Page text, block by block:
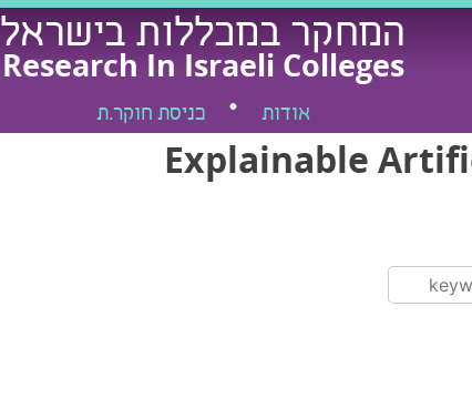
המחקר במכללות בישראל
Research In Israeli Colleges
אודות כניסת חוקר.ת
Explainable